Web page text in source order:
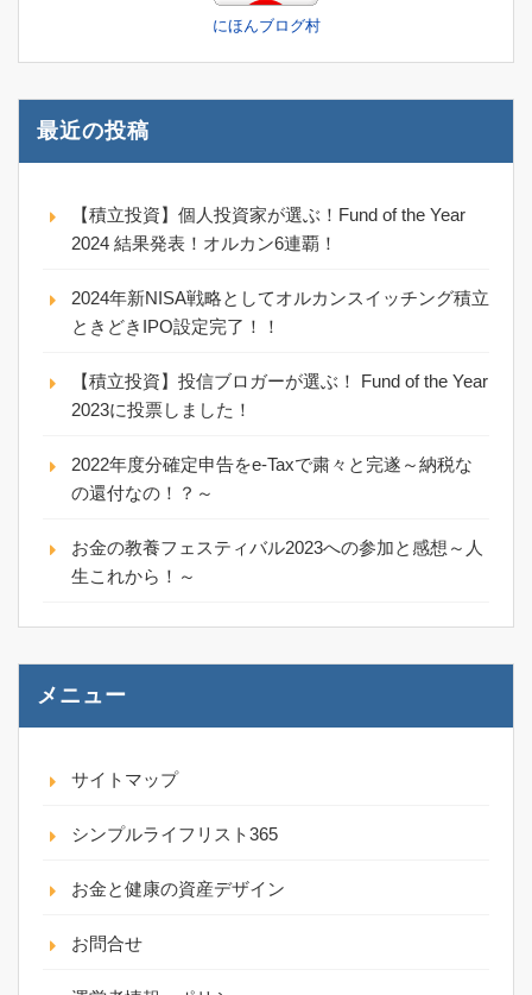
にほんブログ村
最近の投稿
【積立投資】個人投資家が選ぶ！Fund of the Year
2024 結果発表！オルカン6連覇！
2024年新NISA戦略としてオルカンスイッチング積立
ときどきIPO設定完了！！
【積立投資】投信ブロガーが選ぶ！ Fund of the Year
2023に投票しました！
2022年度分確定申告をe-Taxで粛々と完遂～納税な
の還付なの！？～
お金の教養フェスティバル2023への参加と感想～人
生これから！～
メニュー
サイトマップ
シンプルライフリスト365
お金と健康の資産デザイン
お問合せ